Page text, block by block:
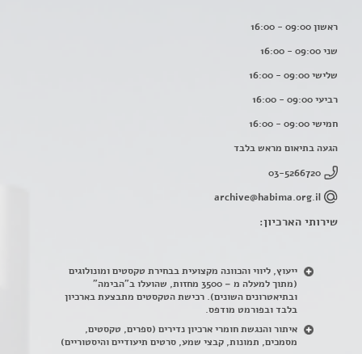
ראשון 09:00 - 16:00
שני 09:00 - 16:00
שלישי 09:00 - 16:00
רביעי 09:00 - 16:00
חמישי 09:00 - 16:00
הגעה בתיאום מראש בלבד
03-5266720
archive@habima.org.il
שירותי הארכיון:
ייעוץ, ליווי והכוונה מקצועית בבחירת טקסטים ומונולוגים
(מתוך למעלה מ – 3500 מחזות, שהועלו ב"הבימה"
ובתיאטרונים השונים). רכישת הטקסטים מתבצעת בארכיון
בלבד ובפורמט מודפס.
איתור והנגשת חומרי ארכיון נדירים (ספרים, טקסטים,
מסמכים, תמונות, קבצי שמע, סרטים תיעודיים והיסטוריים)